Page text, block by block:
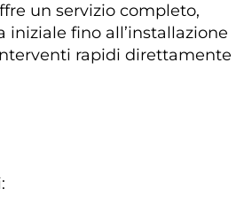
un servizio completo,
iniziale fino all’installazione
rapidi direttamente